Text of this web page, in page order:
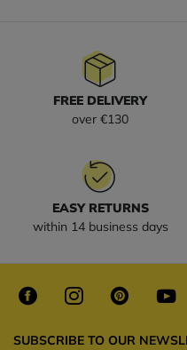
FREE DELIVERY
over €130
EASY RETURNS
within 14 business days
SUBSCRIBE TO OUR